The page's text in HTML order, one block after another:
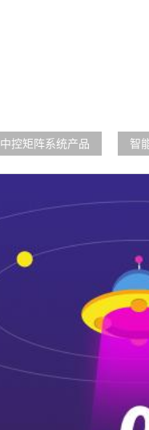
中控矩阵系统产品 智